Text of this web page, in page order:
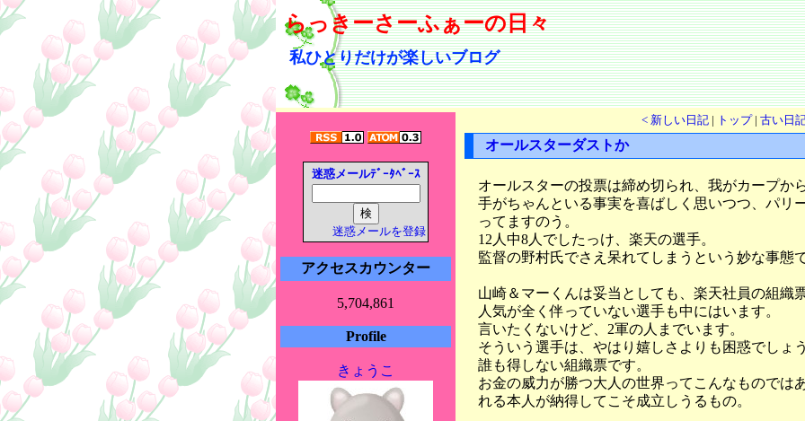
らっきーさーふぁーの日々
私ひとりだけが楽しいブログ
迷惑メールﾃﾞｰﾀﾍﾞｰｽ
迷惑メールを登録
アクセスカウンター
5,704,861
Profile
きょうこ
< 新しい日記| トップ| 古い日
オールスターダストか
オールスターの投票は締め切られ、我がカープか
手がちゃんといる事実を喜ばしく思いつつ、パリ
ってますのう。
12人中8人でしたっけ、楽天の選手。
監督の野村氏でさえ呆れてしまうという妙な事態
山崎＆マーくんは妥当としても、楽天社員の組織
人気が全く伴っていない選手も中にはいます。
言いたくないけど、2軍の人までいます。
そういう選手は、やはり嬉しさよりも困惑でしょ
誰も得しない組織票です。
お金の威力が勝つ大人の世界ってこんなものでは
れる本人が納得してこそ成立しうるもの。